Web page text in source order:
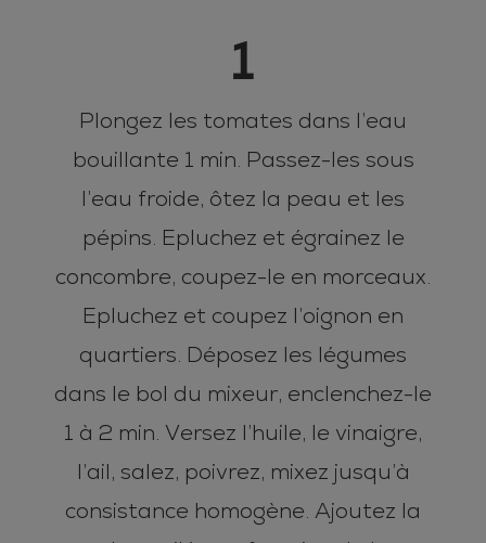
1
Plongez les tomates dans l’eau
bouillante 1 min. Passez-les sous
l’eau froide, ôtez la peau et les
pépins. Epluchez et égrainez le
concombre, coupez-le en morceaux.
Epluchez et coupez l’oignon en
quartiers. Déposez les légumes
dans le bol du mixeur, enclenchez-le
1 à 2 min. Versez l’huile, le vinaigre,
l’ail, salez, poivrez, mixez jusqu’à
consistance homogène. Ajoutez la